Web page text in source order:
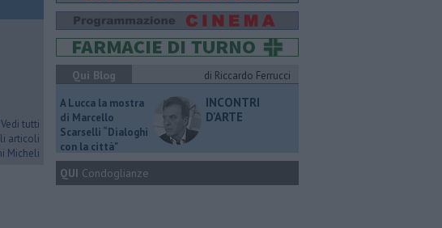
Vedi tutti
articoli
Micheli
Qui Blog
di Riccardo Ferrucci
A Lucca la mostra
di Marcello
Scarselli “Dialoghi
con la città"
INCONTRI
D'ARTE
QUI Condoglianze